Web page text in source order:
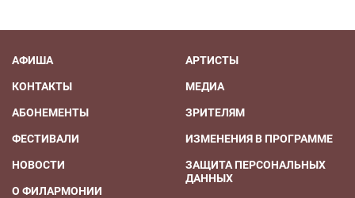
АФИША
КОНТАКТЫ
АБОНЕМЕНТЫ
ФЕСТИВАЛИ
НОВОСТИ
О ФИЛАРМОНИИ
АРТИСТЫ
МЕДИА
ЗРИТЕЛЯМ
ИЗМЕНЕНИЯ В ПРОГРАММЕ
ЗАЩИТА ПЕРСОНАЛЬНЫХ
ДАННЫХ